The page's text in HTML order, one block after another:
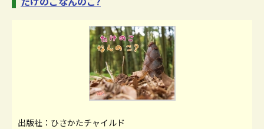
出版社：ひさかたチャイルド